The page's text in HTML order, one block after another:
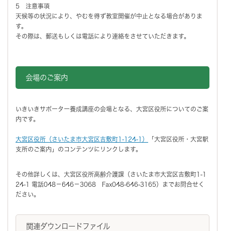
5 注意事項
天候等の状況により、やむを得ず教室開催が中止となる場合がありま
す。
その際は、郵送もしくは電話により連絡をさせていただきます。
会場のご案内
いきいきサポーター養成講座の会場となる、大宮区役所についてのご案
内です。
大宮区役所（さいたま市大宮区吉敷町1-124-1）
「大宮区役所・大宮駅
支所のご案内」のコンテンツにリンクします。
その他詳しくは、大宮区役所高齢介護課（さいたま市大宮区吉敷町1-1
24-1 電話048－646－3068 Fax048-646-3165）までお問合せく
ださい。
関連ダウンロードファイル